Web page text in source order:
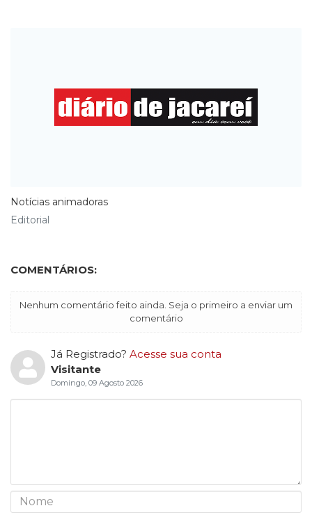
Notícias animadoras
Editorial
COMENTÁRIOS:
Nenhum comentário feito ainda. Seja o primeiro a enviar um
comentário
Já Registrado? Acesse sua conta
Visitante
Domingo, 09 Agosto 2026